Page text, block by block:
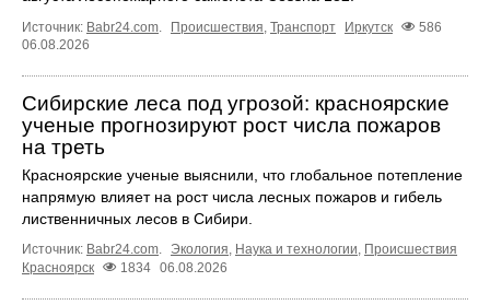
Источник: Babr24.com Происшествия Транспорт Иркутск
586
06.08.2026
Сибирские леса под угрозой: красноярские
ученые прогнозируют рост числа пожаров
на треть
Красноярские ученые выяснили, что глобальное потепление
напрямую влияет на рост числа лесных пожаров и гибель
лиственничных лесов в Сибири.
Источник: Babr24.com Экология Наука и технологии Происшествия
Красноярск
1834 06.08.2026